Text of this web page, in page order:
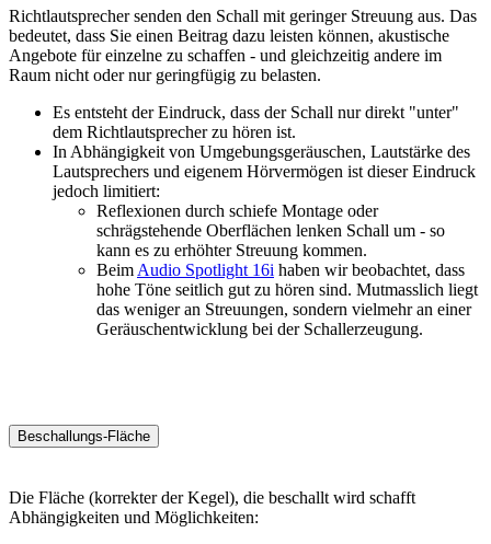
Richtlautsprecher senden den Schall mit geringer Streuung aus. Das
bedeutet, dass Sie einen Beitrag dazu leisten können, akustische
Angebote für einzelne zu schaffen - und gleichzeitig andere im
Raum nicht oder nur geringfügig zu belasten.
Es entsteht der Eindruck, dass der Schall nur direkt "unter"
dem Richtlautsprecher zu hören ist.
In Abhängigkeit von Umgebungsgeräuschen, Lautstärke des
Lautsprechers und eigenem Hörvermögen ist dieser Eindruck
jedoch limitiert:
Reflexionen durch schiefe Montage oder
schrägstehende Oberflächen lenken Schall um - so
kann es zu erhöhter Streuung kommen.
Beim Audio Spotlight 16i haben wir beobachtet, dass
hohe Töne seitlich gut zu hören sind. Mutmasslich liegt
das weniger an Streuungen, sondern vielmehr an einer
Geräuschentwicklung bei der Schallerzeugung.
Beschallungs-Fläche
Die Fläche (korrekter der Kegel), die beschallt wird schafft
Abhängigkeiten und Möglichkeiten: